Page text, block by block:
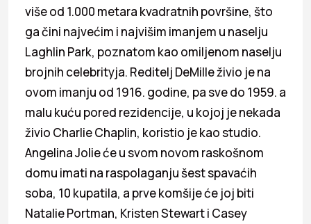
više od 1.000 metara kvadratnih površine, što
ga čini najvećim i najvišim imanjem u naselju
Laghlin Park, poznatom kao omiljenom naselju
brojnih celebrityja. Reditelj DeMille živio je na
ovom imanju od 1916. godine, pa sve do 1959. a
malu kuću pored rezidencije, u kojoj je nekada
živio Charlie Chaplin, koristio je kao studio.
Angelina Jolie će u svom novom raskošnom
domu imati na raspolaganju šest spavaćih
soba, 10 kupatila, a prve komšije će joj biti
Natalie Portman, Kristen Stewart i Casey